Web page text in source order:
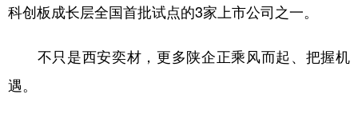
科创板成长层全国首批试点的3家上市公司之一。
不只是西安奕材，更多陕企正乘风而起、把握机
遇。